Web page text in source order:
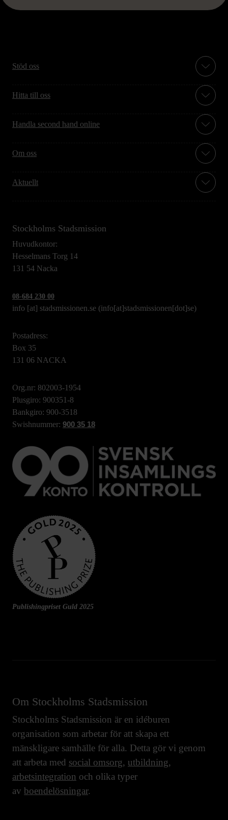
Stöd oss
Hitta till oss
Handla second hand online
Om oss
Aktuellt
Stockholms Stadsmission
Huvudkontor:
Hesselmans Torg 14
131 54 Nacka
08-684 230 00
info [at] stadsmissionen.se (info[at]stadsmissionen[dot]se)
Postadress:
Box 35
131 06 NACKA
Org.nr: 802003-1954
Plusgiro: 900351-8
Bankgiro: 900-3518
Swishnummer: 900 35 18
Publishingpriset Guld 2025
Om Stockholms Stadsmission
Stockholms Stadsmission är en idéburen
organisation som arbetar för att skapa ett
mänskligare samhälle för alla. Detta gör vi genom
att arbeta med social omsorg, utbildning,
arbetsintegration och olika typer
av boendelösningar.